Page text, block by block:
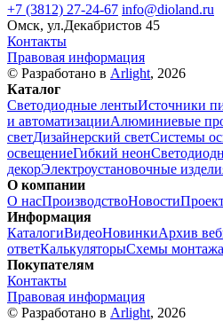
+7 (3812) 27-24-67 info@dioland.ru
Омск, ул.Декабристов 45
Контакты
Правовая информация
© Разработано в Arlight, 2026
Каталог
Светодиодные лентыИсточники
и автоматизацииАлюминиевые
светДизайнерский светСистемы
освещениеГибкий неон
декорЭлектроустановочные
О компании
О насПроизводствоНовости
Информация
КаталогиВидеоНовинкиАрхив
ответКалькуляторыСхемы монтажа
Покупателям
Контакты
Правовая информация
© Разработано в Arlight, 2026